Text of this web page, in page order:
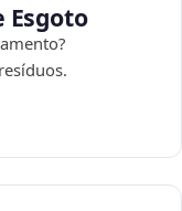
Esgoto